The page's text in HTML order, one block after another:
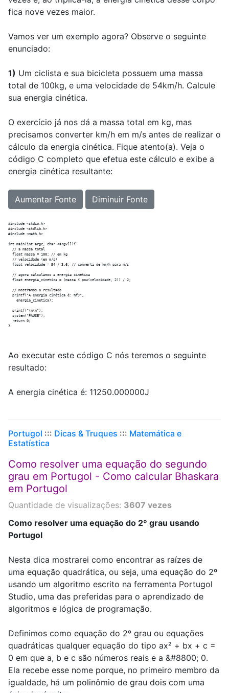
fica nove vezes maior.
Vamos ver um exemplo agora? Observe o seguinte
enunciado:
1) Um ciclista e sua bicicleta possuem uma massa
total de 100kg, e uma velocidade de 54km/h. Calcule
sua energia cinética.
O exercício já nos dá a massa total em kg, mas
precisamos converter km/h em m/s antes de realizar o
cálculo da energia cinética. Fique atento(a). Veja o
código C completo que efetua este cálculo e exibe a
energia cinética resultante:
Aumentar Fonte Diminuir Fonte
#include <stdio.h>
#include <stdlib.h>
#include <math.h>
int main(int argc, char *argv[]){
  // a massa total
  float massa = 100; // em kg
  // velocidade (em m/s)
  float velocidade = 54 / 3.6; // converti de km/h para m/s
  // agora calculamos a energia cinética
  float energia_cinetica = (massa * pow(velocidade, 2)) / 2;
  // mostramos o resultado
  printf("A energia cinética é: %fJ",
    energia_cinetica);
  printf("\n\n");
  system("PAUSE");
  return 0;
Ao executar este código C nós teremos o seguinte
resultado:
A energia cinética é: 11250.000000J
Portugol ::: Dicas & Truques ::: Matemática e
Estatística
Como resolver uma equação do segundo
grau em Portugol - Como calcular Bhaskara
em Portugol
Quantidade de visualizações: 3607 vezes
Como resolver uma equação do 2º grau usando
Portugol
Nesta dica mostrarei como encontrar as raízes de
uma equação quadrática, ou seja, uma equação do 2º
usando um algoritmo escrito na ferramenta Portugol
Studio, uma das preferidas para o aprendizado de
algoritmos e lógica de programação.
Definimos como equação do 2º grau ou equações
quadráticas qualquer equação do tipo ax² + bx + c =
0 em que a, b e c são números reais e a &#8800; 0.
Ela recebe esse nome porque, no primeiro membro da
igualdade, há um polinômio de grau dois com uma